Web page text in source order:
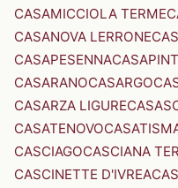
CASAMICCIOLA TERME
CASANOVA LERRONE
CASAPESENNA
CASARANOCASARGO
CASARZA LIGURE
CASATENOVO
CASCIAGOCASCIANA
CASCINETTE D'IVREA